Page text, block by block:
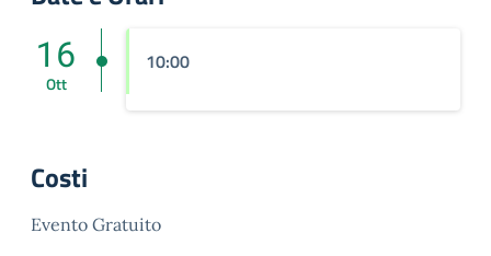
10:00
16
Ott
Costi
Evento Gratuito